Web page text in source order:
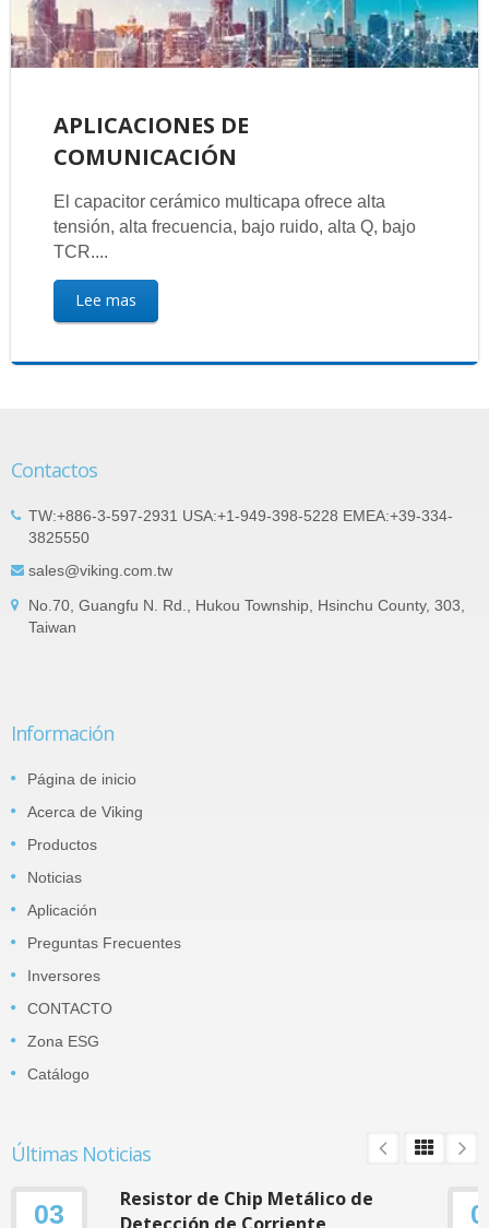
APLICACIONES DE
COMUNICACIÓN
El capacitor cerámico multicapa ofrece alta
tensión, alta frecuencia, bajo ruido, alta Q, bajo
TCR....
Lee mas
Contactos
TW:+886-3-597-2931 USA:+1-949-398-5228 EMEA:+39-334-
3825550
sales@viking.com.tw
No.70, Guangfu N. Rd., Hukou Township, Hsinchu County, 303,
Taiwan
Información
Página de inicio
Acerca de Viking
Productos
Noticias
Aplicación
Preguntas Frecuentes
Inversores
CONTACTO
Zona ESG
Catálogo
Últimas Noticias
03
Resistor de Chip Metálico de